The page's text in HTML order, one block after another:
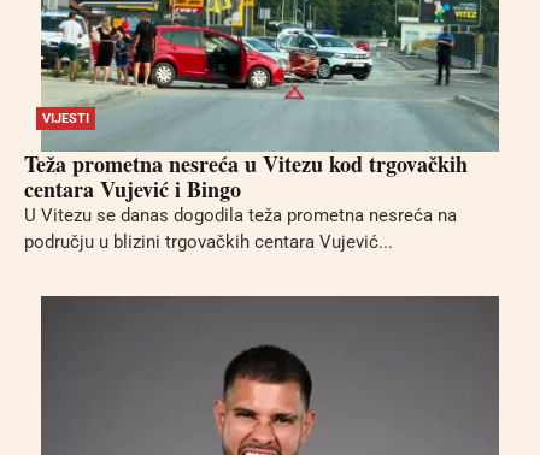
VIJESTI
Teža prometna nesreća u Vitezu kod trgovačkih
centara Vujević i Bingo
U Vitezu se danas dogodila teža prometna nesreća na
području u blizini trgovačkih centara Vujević...